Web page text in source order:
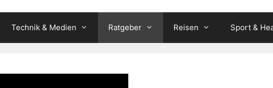
Technik & Medien Ratgeber Reisen Sport &